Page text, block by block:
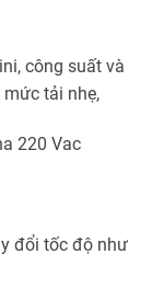
công suất và
tải nhẹ,
220 Vac
đổi tốc độ như